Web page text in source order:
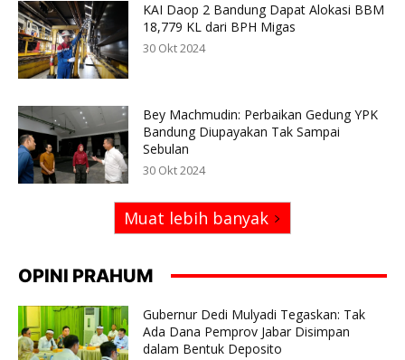
KAI Daop 2 Bandung Dapat Alokasi BBM
18,779 KL dari BPH Migas
30 Okt 2024
Bey Machmudin: Perbaikan Gedung YPK
Bandung Diupayakan Tak Sampai
Sebulan
30 Okt 2024
Muat lebih banyak
OPINI PRAHUM
Gubernur Dedi Mulyadi Tegaskan: Tak
Ada Dana Pemprov Jabar Disimpan
dalam Bentuk Deposito